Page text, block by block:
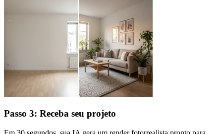
Passo 3: Receba seu projeto